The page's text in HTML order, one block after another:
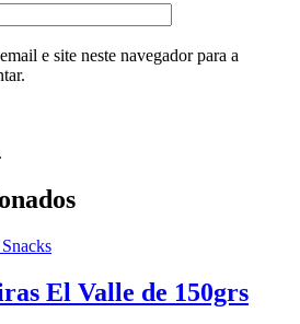
e site neste navegador para a
El Valle de 150grs